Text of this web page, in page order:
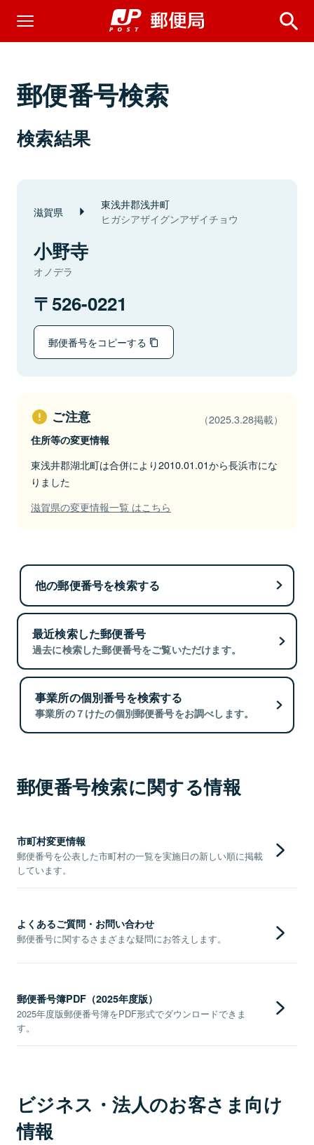
郵便番号検索
検索結果
滋賀県 東浅井郡浅井町
ヒガシアザイグンアザイチョウ
小野寺
オノデラ
526-0221
郵便番号をコピーする
ご注意 （2025.3.28掲載）
住所等の変更情報
東浅井郡湖北町は合併により2010.01.01から長浜市にな
りました
滋賀県の変更情報一覧 はこちら
他の郵便番号を検索する
最近検索した郵便番号
過去に検索した郵便番号をご覧いただけます。
事業所の個別番号を検索する
事業所の７けたの個別郵便番号をお調べします。
郵便番号検索に関する情報
市町村変更情報
郵便番号を公表した市町村の一覧を実施日の新しい順に掲載
しています。
よくあるご質問・お問い合わせ
郵便番号に関するさまざまな疑問にお答えします。
郵便番号簿PDF（2025年度版）
2025年度版郵便番号簿をPDF形式でダウンロードできま
す。
ビジネス・法人のお客さま向け
情報